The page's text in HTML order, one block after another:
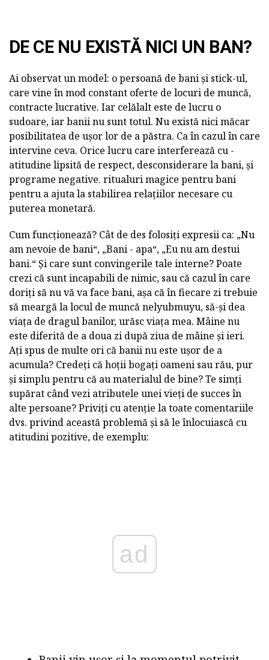
DE CE NU EXISTĂ NICI UN BAN?
Ai observat un model: o persoană de bani și stick-ul,
care vine în mod constant oferte de locuri de muncă,
contracte lucrative. Iar celălalt este de lucru o
sudoare, iar banii nu sunt totul. Nu există nici măcar
posibilitatea de ușor lor de a păstra. Ca în cazul în care
intervine ceva. Orice lucru care interferează cu -
atitudine lipsită de respect, desconsiderare la bani, și
programe negative. ritualuri magice pentru bani
pentru a ajuta la stabilirea relațiilor necesare cu
puterea monetară.
Cum funcționează? Cât de des folosiți expresii ca: „Nu
am nevoie de bani“, „Bani - apa“, „Eu nu am destui
bani.“ Și care sunt convingerile tale interne? Poate
crezi că sunt incapabili de nimic, sau că cazul în care
doriți să nu vă va face bani, așa că în fiecare zi trebuie
să meargă la locul de muncă nelyubmuyu, să-și dea
viața de dragul banilor, urăsc viața mea. Mâine nu
este diferită de a doua zi după ziua de mâine și ieri.
Ați spus de multe ori că banii nu este ușor de a
acumula? Credeți că hoții bogați oameni sau rău, pur
și simplu pentru că au materialul de bine? Te simți
supărat când vezi atributele unei vieți de succes în
alte persoane? Priviți cu atenție la toate comentariile
dvs. privind această problemă și să le înlocuiască cu
atitudini pozitive, de exemplu:
ad